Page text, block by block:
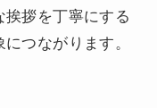
拶を丁寧にする
つながります。